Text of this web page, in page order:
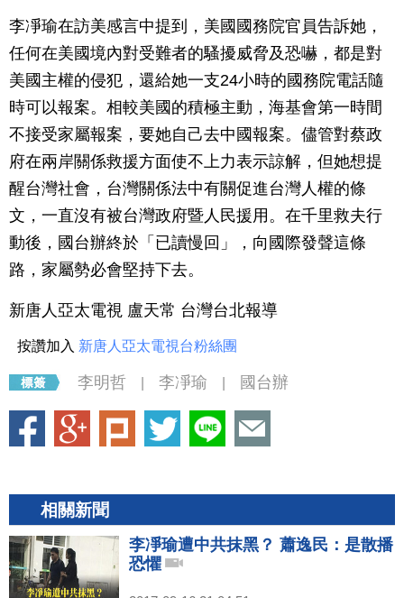
李凈瑜在訪美感言中提到，美國國務院官員告訴她，
任何在美國境內對受難者的騷擾威脅及恐嚇，都是對
美國主權的侵犯，還給她一支24小時的國務院電話隨
時可以報案。相較美國的積極主動，海基會第一時間
不接受家屬報案，要她自己去中國報案。儘管對蔡政
府在兩岸關係救援方面使不上力表示諒解，但她想提
醒台灣社會，台灣關係法中有關促進台灣人權的條
文，一直沒有被台灣政府暨人民援用。在千里救夫行
動後，國台辦終於「已讀慢回」，向國際發聲這條
路，家屬勢必會堅持下去。
新唐人亞太電視 盧天常 台灣台北報導
按讚加入 新唐人亞太電視台粉絲團
李明哲 李凈瑜 國台辦
相關新聞
李凈瑜遭中共抹黑？ 蕭逸民：是散播
恐懼